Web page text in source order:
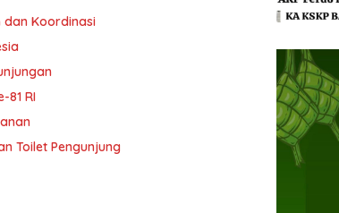
dan Koordinasi
81 RI
Toilet Pengunjung